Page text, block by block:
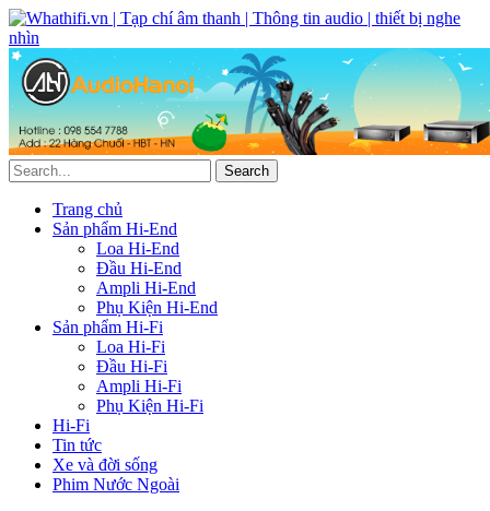
Trang chủ
Sản phẩm Hi-End
Loa Hi-End
Đầu Hi-End
Ampli Hi-End
Phụ Kiện Hi-End
Sản phẩm Hi-Fi
Loa Hi-Fi
Đầu Hi-Fi
Ampli Hi-Fi
Phụ Kiện Hi-Fi
Hi-Fi
Tin tức
Xe và đời sống
Phim Nước Ngoài